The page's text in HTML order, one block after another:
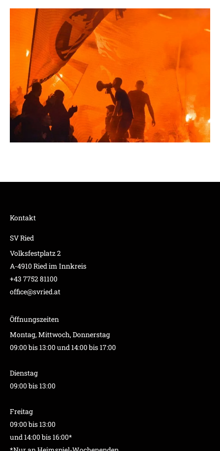
Kontakt
SV Ried
Volksfestplatz 2
A-4910 Ried im Innkreis
+43 7752 81100
office@svried.at
Öffnungszeiten
Montag, Mittwoch, Donnerstag
09:00 bis 13:00 und 14:00 bis 17:00
Dienstag
09:00 bis 13:00
Freitag
09:00 bis 13:00
und 14:00 bis 16:00*